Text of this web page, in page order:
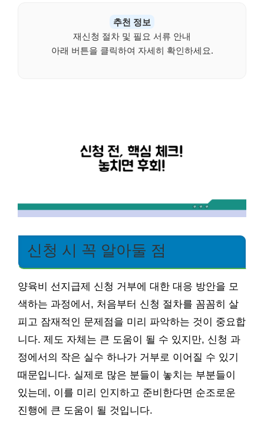
추천 정보
재신청 절차 및 필요 서류 안내
아래 버튼을 클릭하여 자세히 확인하세요.
신청 시 꼭 알아둘 점
양육비 선지급제 신청 거부에 대한 대응 방안을 모
색하는 과정에서, 처음부터 신청 절차를 꼼꼼히 살
피고 잠재적인 문제점을 미리 파악하는 것이 중요합
니다. 제도 자체는 큰 도움이 될 수 있지만, 신청 과
정에서의 작은 실수 하나가 거부로 이어질 수 있기
때문입니다. 실제로 많은 분들이 놓치는 부분들이
있는데, 이를 미리 인지하고 준비한다면 순조로운
진행에 큰 도움이 될 것입니다.